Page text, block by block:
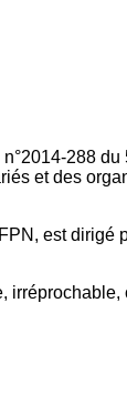
288
et des
est